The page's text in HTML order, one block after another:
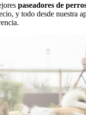
paseadores de
y todo desde nuestra